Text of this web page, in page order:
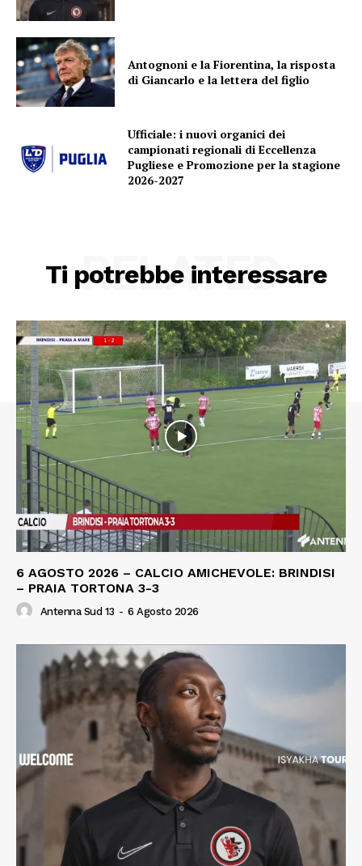
Antognoni e la Fiorentina, la risposta
di Giancarlo e la lettera del figlio
Ufficiale: i nuovi organici dei
campionati regionali di Eccellenza
Pugliese e Promozione per la stagione
2026-2027
Ti potrebbe interessare
RELATED
6 AGOSTO 2026 – CALCIO AMICHEVOLE: BRINDISI
– PRAIA TORTONA 3-3
Antenna Sud 13 - 6 Agosto 2026